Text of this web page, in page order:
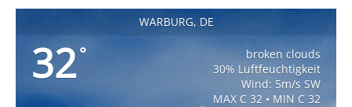
WARBURG, DE
32°
broken clouds
30% Luftfeuchtigkeit
Wind: 5m/s SW
MAX C 32 • MIN C 32